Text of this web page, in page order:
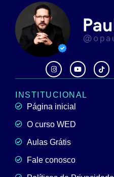
INSTITUCIONAL
Página inicial
O curso WED
Aulas Grátis
Fale conosco